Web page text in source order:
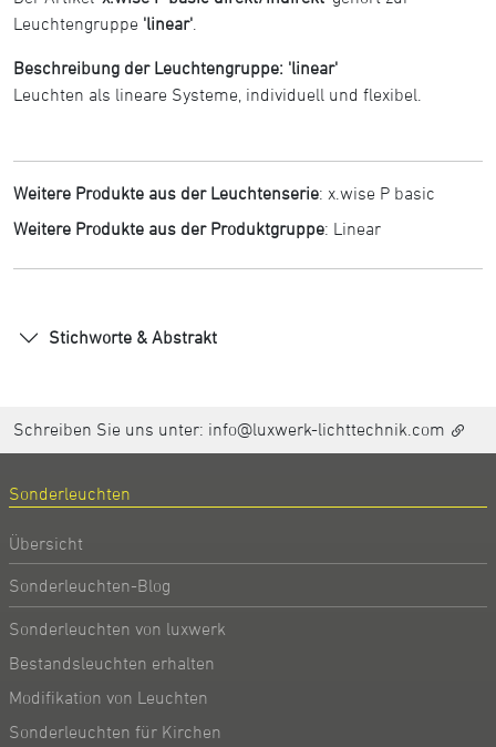
Leuchtengruppe 'linear'
Beschreibung der Leuchtengruppe: 'linear'
Leuchten als lineare Systeme, individuell und flexibel.
Weitere Produkte aus der Leuchtenserie: x.wise P basic
Weitere Produkte aus der Produktgruppe: Linear
Stichworte & Abstrakt
Schreiben Sie uns unter: info@luxwerk-lichttechnik.com
Sonderleuchten
Übersicht
Sonderleuchten-Blog
Sonderleuchten von luxwerk
Bestandsleuchten erhalten
Modifikation von Leuchten
Sonderleuchten für Kirchen